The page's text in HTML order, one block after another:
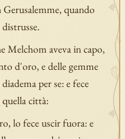
quando
Melchom aveva in capo,
d'oro, e delle gemme
per se: e fece
quella città:
lo fece uscir fuora: e